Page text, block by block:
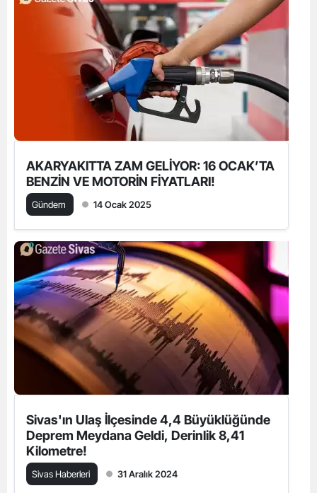
AKARYAKITTA ZAM GELİYOR: 16 OCAK’TA
BENZİN VE MOTORİN FİYATLARI!
Gündem 14 Ocak 2025
Sivas'ın Ulaş İlçesinde 4,4 Büyüklüğünde
Deprem Meydana Geldi, Derinlik 8,41
Kilometre!
Sivas Haberleri 31 Aralık 2024